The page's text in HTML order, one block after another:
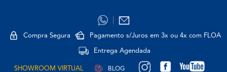
Compra Segura Pagamento s/Juros em 3x ou 4x com FLOA
Entrega Agendada
SHOWROOM VIRTUAL BLOG